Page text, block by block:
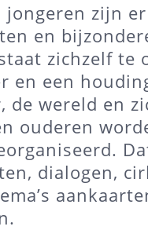
jongeren zijn
en
zichzelf te
en een
de wereld en
ouderen
dialogen,